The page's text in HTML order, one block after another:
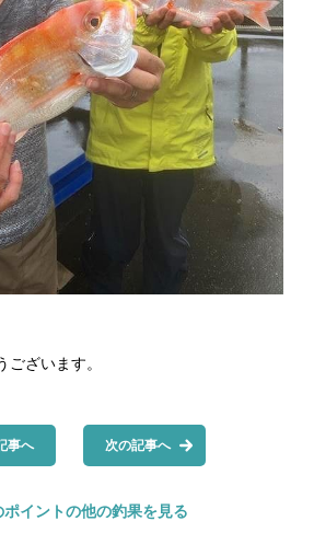
ざいます。
事へ 次の記事へ
ポイントの他の釣果を見る